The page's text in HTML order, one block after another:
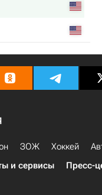
ЗОЖ Хоккей
и сервисы Пресс-